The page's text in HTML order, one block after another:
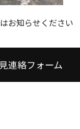
お知らせください
連絡フォーム